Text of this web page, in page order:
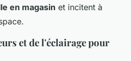
en magasin et incitent à
et de l'éclairage pour